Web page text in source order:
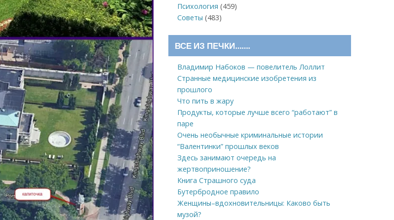
Психология (459)
Советы (483)
ВСЕ ИЗ ПЕЧКИ…….
Владимир Набоков — повелитель Лоллит
Странные медицинские изобретения из
прошлого
Что пить в жару
Продукты, которые лучше всего “работают” в
паре
Очень необычные криминальные истории
“Валентинки” прошлых веков
Здесь занимают очередь на
жертвоприношение?
Книга Страшного суда
Бутербродное правило
Женщины–вдохновительницы: Каково быть
музой?